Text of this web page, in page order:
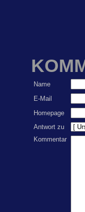
Name
E-Mail
Homepage
Antwort zu
Kommentar